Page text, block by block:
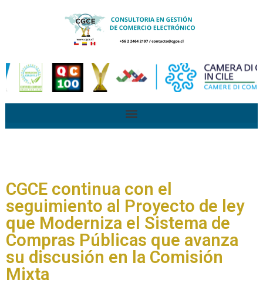
CGCE continua con el
seguimiento al Proyecto de ley
que Moderniza el Sistema de
Compras Públicas que avanza
su discusión en la Comisión
Mixta